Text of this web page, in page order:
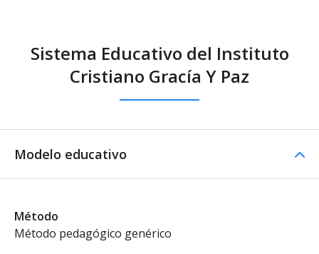
Sistema Educativo del Instituto
Cristiano Gracía Y Paz
Modelo educativo
Método
Método pedagógico genérico